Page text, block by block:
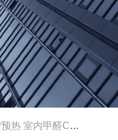
甲醛CH2O测定仪